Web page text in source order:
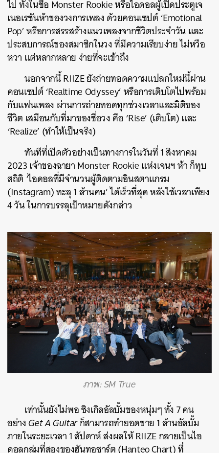
ไป ทั้งในชื่อ Monster Rookie หรือไอดอลผู้เปิดประตูเจ
เนอเรชันห้าของวงการเพลง ด้วยคอนเซปต์ ‘Emotional
Pop’ หรือการสรรสร้างแนวเพลงจากชีวิตประจำวัน และ
ประสบการณ์ของสมาชิกในวง ที่มีความเรียบง่าย ไม่หวือ
หวา แต่หลากหลาย ง่ายที่จะเข้าถึง
นอกจากนี้ RIIZE ยังถ่ายทอดความแปลกใหม่นี้ผ่าน
คอนเซปต์ ‘Realtime Odyssey’ หรือการเติบโตไปพร้อม
กับแฟนเพลง ผ่านการถ่ายทอดทุกช่วงเวลาและมิติของ
ชีวิต เสมือนกับที่มาของชื่อวง คือ ‘Rise’ (เติบโต) และ
‘Realize’ (ทำให้เป็นจริง)
ทันทีที่เปิดตัวอย่างเป็นทางการในวันที่ 1 สิงหาคม
2023 เจ้าของฉายา Monster Rookie แห่งเจนฯ ห้า ก็ทุบ
สถิติ ‘ไอดอลที่มีจำนวนผู้ติดตามอินสตาแกรม
(Instagram) ทะลุ 1 ล้านคน’ ได้เร็วที่สุด หลังใช้เวลาเพียง
4 วัน ในการบรรลุเป้าหมายดังกล่าว
ภาพ: SM True
เท่านั้นยังไม่พอ ซิงเกิลอัลบั้มของหนุ่มๆ ทั้ง 7 คน
อย่างGet A Guitarก็สามารถทำยอดขาย 1 ล้านอัลบั้ม
ภายในระยะเวลา 1 สัปดาห์ ส่งผลให้ RIIZE กลายเป็นไอ
ดอลกลุ่มที่สองของฮันทอชาร์ต (Hanteo Chart) ที่